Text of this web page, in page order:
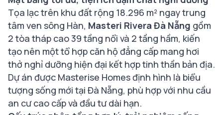
Tọa lạc trên khu đất rộng 18.296 m² ngay trung
tâm ven sông Hàn, Masteri Rivera Đà Nẵng gồm
2 tòa tháp cao 39 tầng nổi và 2 tầng hầm, kiến
tạo nên một tổ hợp căn hộ đẳng cấp mang hơi
thở nghỉ dưỡng hiện đại kết hợp tinh thần bản địa.
Dự án được Masterise Homes định hình là biểu
tượng sống mới tại Đà Nẵng, phù hợp với nhu cầu
an cư cao cấp và đầu tư dài hạn.